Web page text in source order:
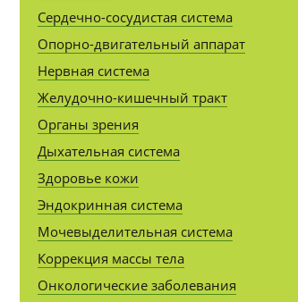
Сердечно-сосудистая система
Опорно-двигательный аппарат
Нервная система
Желудочно-кишечный тракт
Органы зрения
Дыхательная система
Здоровье кожи
Эндокринная система
Мочевыделительная система
Коррекция массы тела
Онкологические заболевания